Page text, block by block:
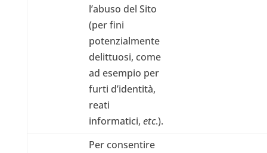
l’abuso del Sito
(per fini
potenzialmente
delittuosi, come
ad esempio per
furti d’identità,
reati
informatici, etc.).
Per consentire